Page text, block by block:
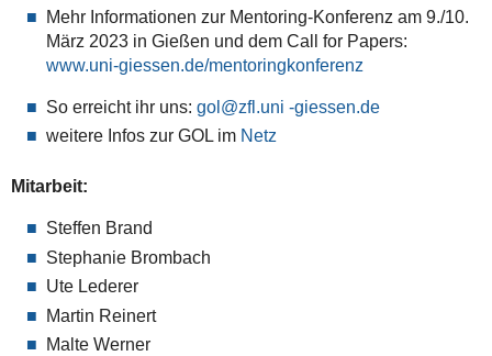
Mehr Informationen zur Mentoring-Konferenz am 9./10.
März 2023 in Gießen und dem Call for Papers:
www.uni-giessen.de/mentoringkonferenz
So erreicht ihr uns: gol
weitere Infos zur GOL im Netz
Mitarbeit:
Steffen Brand
Stephanie Brombach
Ute Lederer
Martin Reinert
Malte Werner